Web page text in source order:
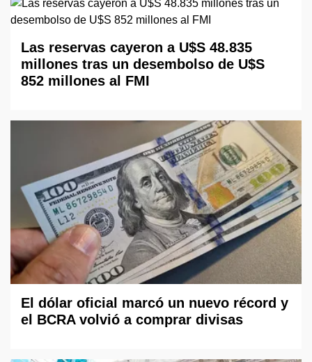
Las reservas cayeron a U$S 48.835
millones tras un desembolso de U$S
852 millones al FMI
El dólar oficial marcó un nuevo récord y
el BCRA volvió a comprar divisas